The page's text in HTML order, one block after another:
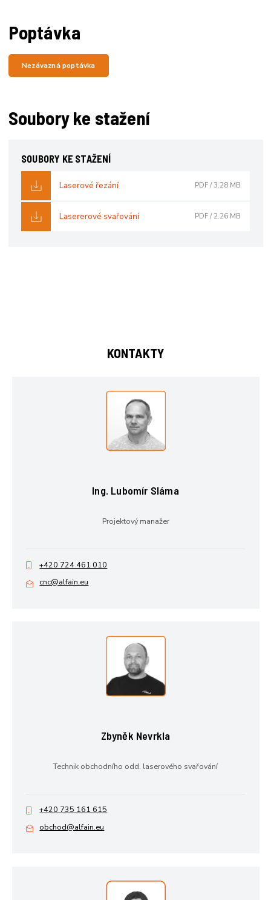
Poptávka
Nezávazná poptávka
Soubory ke stažení
SOUBORY KE STAŽENÍ
Laserové řezání PDF/3.28 MB
Lasererové svařování PDF/2.26 MB
KONTAKTY
Ing. Lubomír Sláma
Projektový manažer
+420 724 461 010
cnc@alfain.eu
Zbyněk Nevrkla
Technik obchodního odd. laserového svařování
+420 735 161 615
obchod@alfain.eu